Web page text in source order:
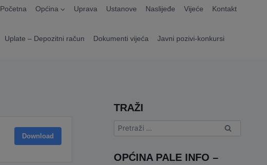
Početna Općina Uprava Ustanove Naslijeđe Vijeće Kontakt
Uplate – Depozitni račun Dokumenti vijeća Javni pozivi-konkursi
Download
TRAŽI
Pretraga:
OPĆINA PALE INFO –